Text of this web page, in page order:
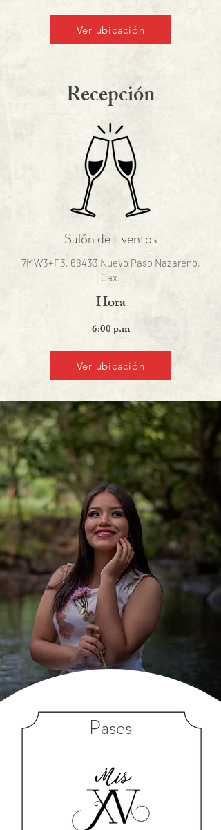
Ver ubicación
Recepción
Salón de Eventos
7MW3+F3, 68433 Nuevo Paso Nazareno,
Oax.
Hora
6:00 p.m
Ver ubicación
Pases